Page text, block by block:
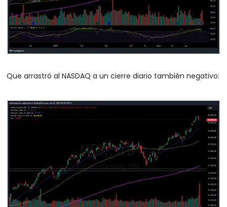
Que arrastró al NASDAQ a un cierre diario también negativo: